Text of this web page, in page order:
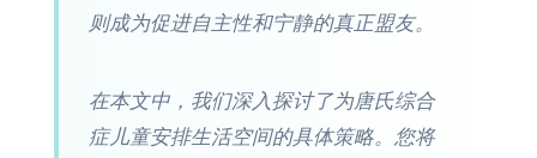
则成为促进自主性和宁静的真正盟友。
在本文中，我们深入探讨了为唐氏综合
症儿童安排生活空间的具体策略。您将